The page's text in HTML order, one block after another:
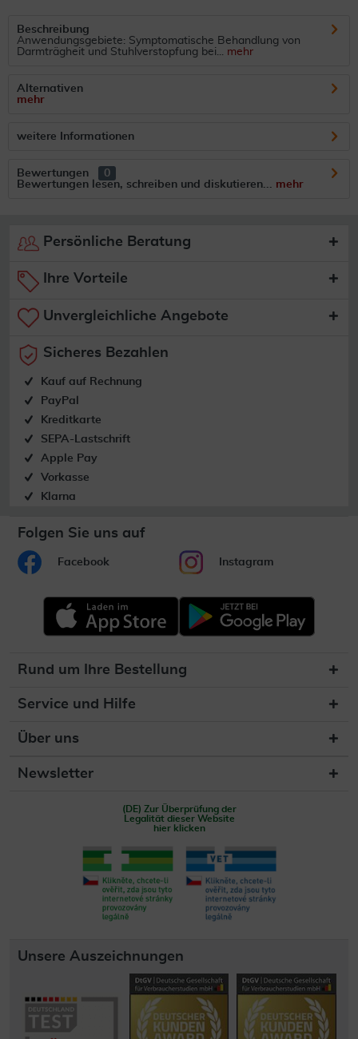
Beschreibung
Anwendungsgebiete: Symptomatische Behandlung von
Darmträgheit und Stuhlverstopfung bei... mehr
Alternativen
mehr
weitere Informationen
Bewertungen
0
Bewertungen lesen, schreiben und diskutieren... mehr
Persönliche Beratung
Ihre Vorteile
Unvergleichliche Angebote
Sicheres Bezahlen
Kauf auf Rechnung
PayPal
Kreditkarte
SEPA-Lastschrift
Apple Pay
Vorkasse
Klarna
Folgen Sie uns auf
Facebook Instagram
Rund um Ihre Bestellung
Service und Hilfe
Über uns
Newsletter
(DE) Zur Überprüfung der
Legalität dieser Website
hier klicken
Unsere Auszeichnungen